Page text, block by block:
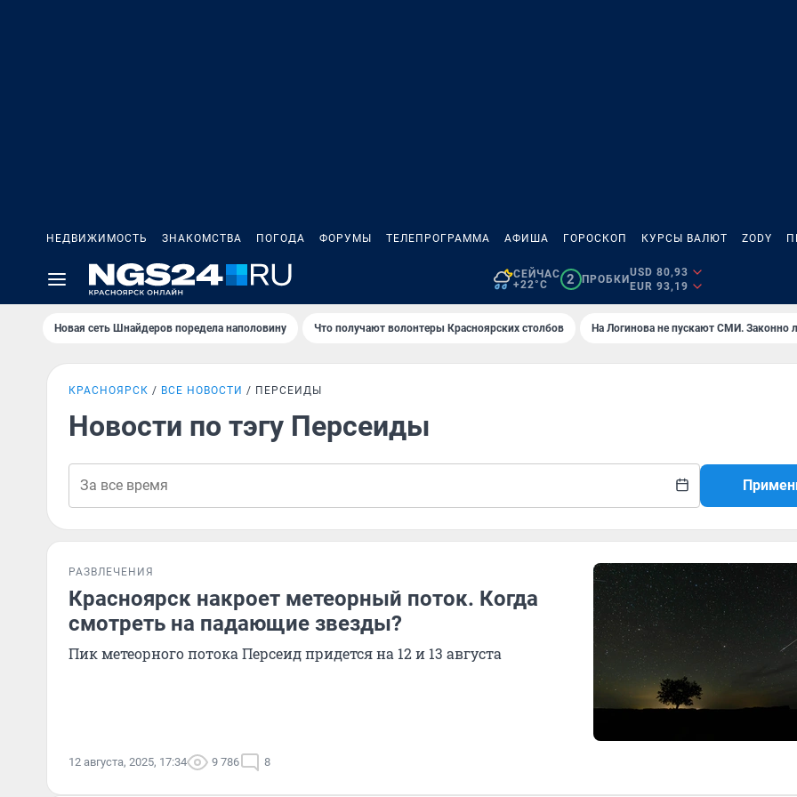
НЕДВИЖИМОСТЬ ЗНАКОМСТВА ПОГОДА ФОРУМЫ ТЕЛЕПРОГРАММА АФИША ГОРОСКОП КУРСЫ ВАЛЮТ ZODY
СЕЙЧАС
+22°C
2 ПРОБКИ
USD 80,93
EUR 93,19
Новая сеть Шнайдеров поредела наполовину Что получают волонтеры Красноярских столбов На Логинова не пускают СМИ. Законно
КРАСНОЯРСК ВСЕ НОВОСТИ ПЕРСЕИДЫ
Новости по тэгу Персеиды
РАЗВЛЕЧЕНИЯ
Красноярск накроет метеорный поток. Когда
смотреть на падающие звезды?
Пик метеорного потока Персеид придется на 12 и 13 августа
12 августа, 2025, 17:34 9 786 8